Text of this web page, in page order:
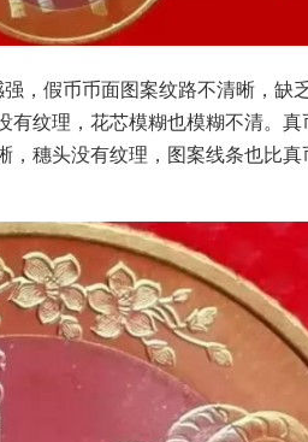
假币币面图案纹路不清晰，缺
纹理，花芯模糊也模糊不清。真
穗头没有纹理，图案线条也比真